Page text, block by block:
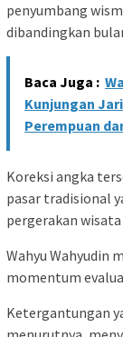
penyumbang
dibandingkan
Baca Juga :
Kunjungan
Perempuan
Koreksi angka
pasar tradisional
pergerakan wisata
Wahyu Wahyudin
momentum
Ketergantungan